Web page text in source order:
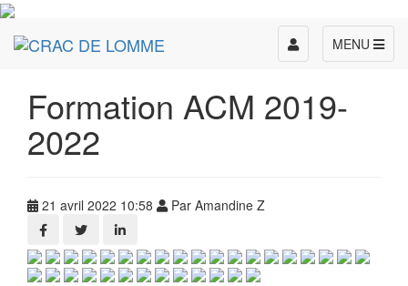
MENU
Toggle
navigation
Formation ACM 2019-
2022
21 avril 2022 10:58 Par Amandine Z